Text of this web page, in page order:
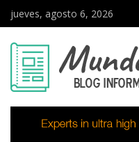
jueves, agosto 6, 2026